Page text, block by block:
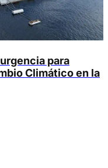
para
Climático en la